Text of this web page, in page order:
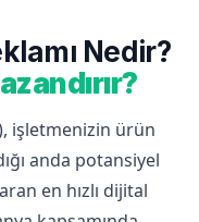
Nedir?
işletmenizin ürün
anda potansiyel
en hızlı dijital